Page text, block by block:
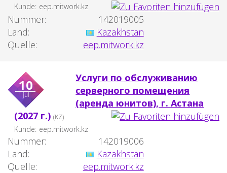
Kunde: eep.mitwork.kz
Nummer:
142019005
Land:
Kazakhstan
Quelle:
eep.mitwork.kz
10
jul
Услуги по обслуживанию
серверного помещения
(аренда юнитов), г. Астана
(2027 г.) (KZ)
Kunde: eep.mitwork.kz
Nummer:
142019006
Land:
Kazakhstan
Quelle:
eep.mitwork.kz